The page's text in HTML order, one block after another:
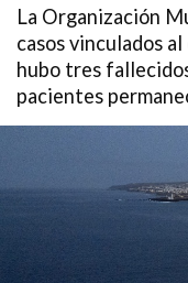
La Organización
casos vinculados
hubo tres
pacientes